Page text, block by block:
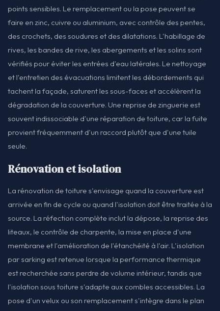
points sensibles. Le remplacement ou la pose peuvent se
faire en zinc, cuivre ou aluminium, avec contrôle des pentes,
des crochets, des soudures et des dilatations. L'habillage de
rives, les bandes de rive, les abergements et les solins sont
vérifiés pour éviter les entrées d'eau latérales. Le nettoyage
et l'entretien des évacuations limitent les débordements qui
tachent la façade, saturent les sous-faces et accélèrent la
dégradation de la couverture. Une reprise de zinguerie est
souvent indissociable d'une réparation de toiture, car la fuite
provient fréquemment d'un raccord plutôt que d'une tuile
seule.
Rénovation et isolation
La rénovation de toiture s'envisage quand la couverture est
arrivée en fin de cycle ou quand l'isolation doit être traitée à la
source. La réfection complète inclut la dépose, la reprise des
liteaux, le contrôle de charpente, la mise en place d'une
membrane et l'amélioration de l'étanchéité à l'air. L'isolation
par sarking est retenue lorsque la performance thermique
est recherchée sans perdre de volume intérieur, tandis que
l'isolation sous toiture s'adapte aux combles accessibles. La
pose d'un velux ou son remplacement s'intègre dans le plan